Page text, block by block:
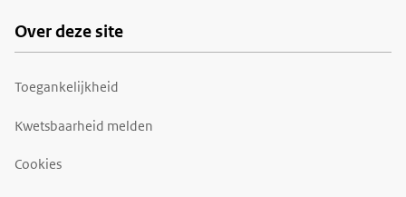
Over deze site
Toegankelijkheid
Kwetsbaarheid melden
Cookies